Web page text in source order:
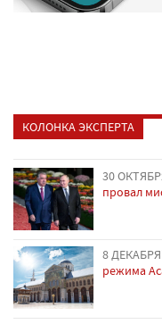
КОЛОНКА ЭКСПЕРТА
30
провал
8
режима